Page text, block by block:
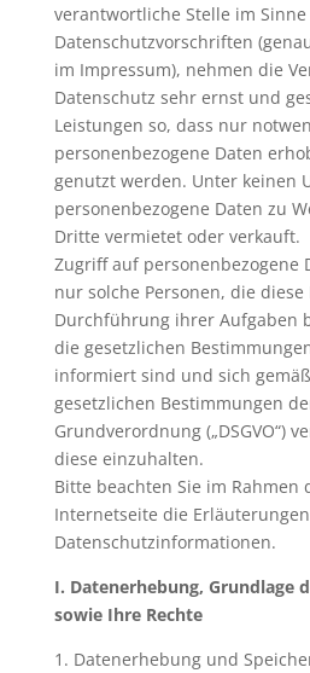
verantwortliche Stelle im
Datenschutzvorschriften
im Impressum), nehmen die
Datenschutz sehr ernst und
Leistungen so, dass nur
personenbezogene Daten
genutzt werden. Unter keinen
personenbezogene Daten zu
Dritte vermietet oder verkauft.
Zugriff auf personenbezogene
nur solche Personen, die diese
Durchführung ihrer Aufgaben
die gesetzlichen
informiert sind und sich
gesetzlichen Bestimmungen
Grundverordnung („DSGVO“)
diese einzuhalten.
Bitte beachten Sie im
Internetseite die
Datenschutzinformationen.
I. Datenerhebung, Grundlage
sowie Ihre Rechte
1. Datenerhebung und